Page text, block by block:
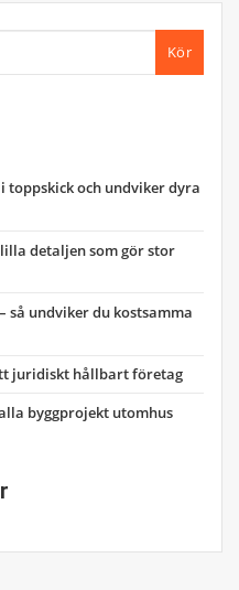
Kör
toppskick och undviker dyra
detaljen som gör stor
så undviker du kostsamma
juridiskt hållbart företag
byggprojekt utomhus